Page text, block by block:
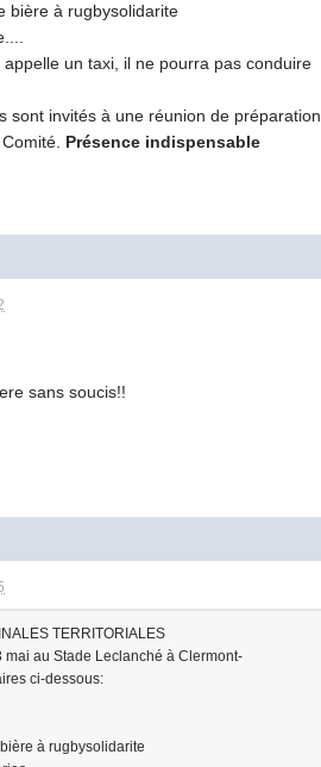
bière à rugbysolidarite
un taxi, il ne pourra pas conduire
sont invités à une réunion de préparation,
Présence indispensable
sans soucis!!
TERRITORIALES
mai au Stade Leclanché à Clermont-
ci-dessous:
à rugbysolidarite